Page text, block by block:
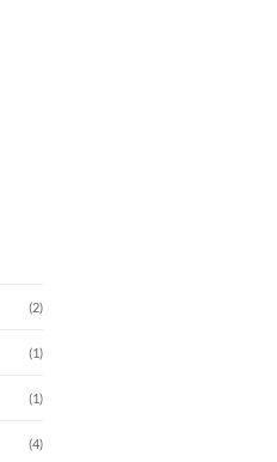
(2)
(1)
(1)
(4)